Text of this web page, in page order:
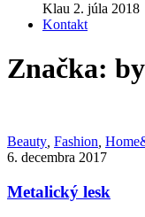
Klau 2. júla 2018
Kontakt
Značka:
Beauty Fashion
6. decembra 2017
Metalický lesk